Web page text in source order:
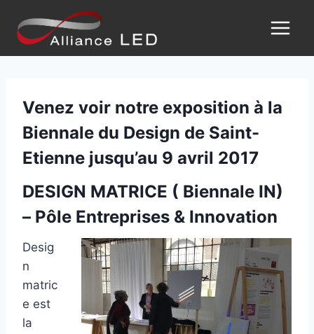
Venez voir notre exposition à la
Biennale du Design de Saint-
Etienne jusqu’au 9 avril 2017
DESIGN MATRICE ( Biennale IN)
– Pôle Entreprises & Innovation
Desig
n
matric
e est
la